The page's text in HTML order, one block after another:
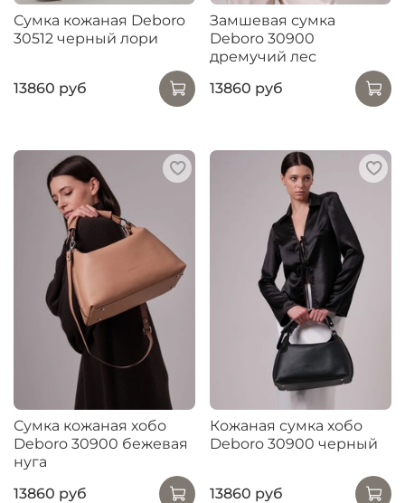
Сумка кожаная Deboro
30512 черный лори
13860 руб
Замшевая сумка
Deboro 30900
дремучий лес
13860 руб
Сумка кожаная хобо
Deboro 30900 бежевая
нуга
13860 руб
Кожаная сумка хобо
Deboro 30900 черный
13860 руб